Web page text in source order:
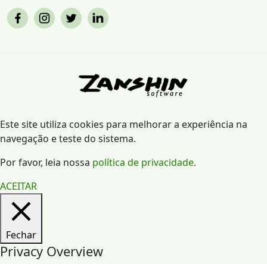
Este site utiliza cookies para melhorar a experiência na
navegação e teste do sistema.
Por favor, leia nossa política de privacidade.
ACEITAR
Fechar
Privacy Overview